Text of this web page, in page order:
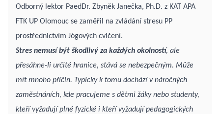
Odborný lektor PaedDr. Zbyněk Janečka, Ph.D. z KAT APA
FTK UP Olomouc se zaměřil na zvládání stresu PP
prostřednictvím Jógových cvičení.
Stres nemusí být škodlivý za každých okolností, ale
přesáhne-li určité hranice, stává se nebezpečným. Může
mít mnoho příčin. Typicky k tomu dochází v náročných
zaměstnáních, kde pracujeme s dětmi žáky nebo studenty,
kteří vyžadují plné fyzické i kteří vyžadují pedagogických